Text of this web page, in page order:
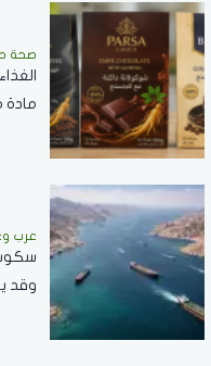
صحة
مادة
عرب
وقد